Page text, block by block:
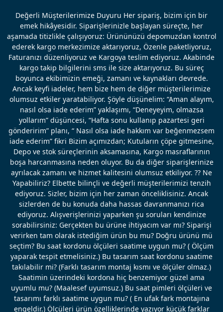
Değerli Müşterilerimize Duyuru Her sipariş, bizim için bir
emek hikâyesidir. Siparişlerinizle başlayan süreçte, her
aşamada titizlikle çalışıyoruz: Ürününüzü depomuzdan kontrol
ederek kargo merkezimize aktarıyoruz, Özenle paketliyoruz,
Faturanızı düzenliyoruz ve Kargoya teslim ediyoruz. Akabinde
kargo takip bilgilerini sms ile size aktarıyoruz. Bu süreç
boyunca ekibimizin emeği, zamanı ve kaynakları devrede.
Ancak keyfi iadeler, hem bize hem de diğer müşterilerimize
olumsuz etkiler yaratabiliyor. Şöyle düşünelim: “Aman alayım,
nasıl olsa iade ederim” yaklaşımı, “Deneyeyim, olmazsa
yollarım” düşüncesi, “Hafta sonu kullanıp pazartesi geri
gönderirim” planı, “ Nasıl olsa iade hakkım var beğenmezsem
iade ederim” fikri Bizim açımızdan; Kutuların çöpe gitmesine,
Depo ve stok süreçlerinin aksamasına, Kargo masraflarının
boşa harcanmasına neden oluyor. Bu da diğer siparişlerinize
ayrılacak zamanı ve hizmet kalitesini olumsuz etkiliyor. ?? Ne
Yapabiliriz? Elbette bilinçli ve değerli müşterilerimizi tenzih
ediyoruz. Sizler, bizim için her zaman önceliklisiniz. Ancak
sizlerden de bu konuda daha hassas davranmanızı rica
ediyoruz. Alışverişlerinizi yaparken şu soruları kendinize
sorabilirsiniz: Gerçekten bu ürüne ihtiyacım var mı? Siparişi
verirken tam olarak istediğim ürün bu mu? Doğru ürünü mü
seçtim? Bu saat kordonu ölçüleri saatime uygun mu? ( Ölçüm
yaparak tespit etmelisiniz.) Bu tasarım saat kordonu saatime
takılabilir mi? (Farklı tasarım montaj kısmı ve ölçüler olmaz.)
Saatimin üzerindeki kordona hiç benzemiyor güzel ama
uyumlu mu? (Maalesef uyumsuz.) Bu saat pimleri ölçüleri ve
tasarımı farklı saatime uygun mu? ( En ufak fark montajına
engeldir.) Ölçüleri ürün özelliklerinde yazıyor küçük farklar